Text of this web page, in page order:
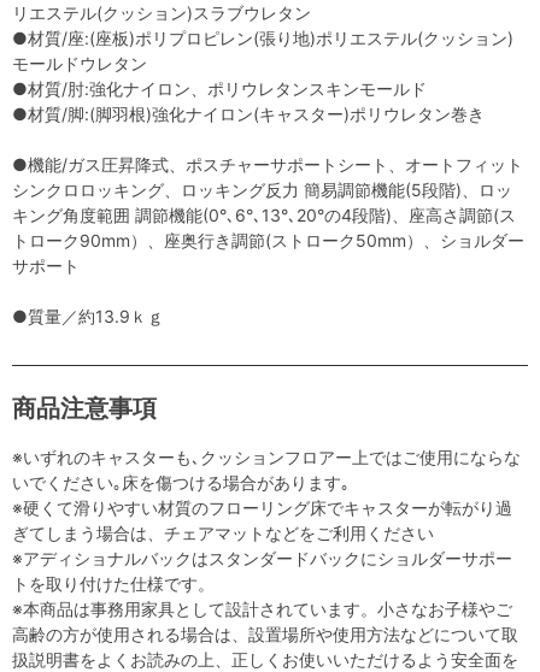
リエステル(クッション)スラブウレタン
●材質/座:(座板)ポリプロピレン(張り地)ポリエステル(クッション)
モールドウレタン
●材質/肘:強化ナイロン、ポリウレタンスキンモールド
●材質/脚:(脚羽根)強化ナイロン(キャスター)ポリウレタン巻き
●機能/ガス圧昇降式、ポスチャーサポートシート、オートフィット
シンクロロッキング、ロッキング反力 簡易調節機能(5段階)、ロッ
キング角度範囲 調節機能(0°､6°､13°､20°の4段階)、座高さ調節(ス
トローク90mm）、座奥行き調節(ストローク50mm）、ショルダー
サポート
●質量／約13.9ｋｇ
商品注意事項
※いずれのキャスターも､クッションフロアー上ではご使用にならな
いでください｡床を傷つける場合があります｡
※硬くて滑りやすい材質のフローリング床でキャスターが転がり過
ぎてしまう場合は、チェアマットなどをご利用ください
※アディショナルバックはスタンダードバックにショルダーサポー
トを取り付けた仕様です。
※本商品は事務用家具として設計されています。小さなお子様やご
高齢の方が使用される場合は、設置場所や使用方法などについて取
扱説明書をよくお読みの上、正しくお使いいただけるよう安全面を